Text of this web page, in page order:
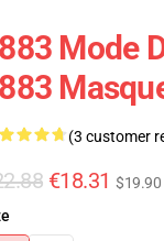
Mode
(3 customer
€18.31 $19.90